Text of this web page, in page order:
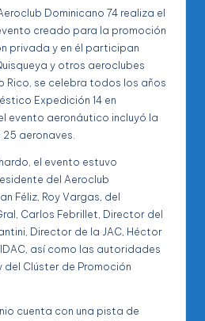
Dominicano 74 realiza el
creado para la promoción
privada y en él participan
y otros aeroclubes
Rico, se celebra todos los años
Expedición 14 en
evento aeronáutico incluyó la
aeronaves.
el evento estuvo
del Aeroclub
Féliz, Roy Vargas, del
Carlos Febrillet, Director del
Director de la JAC, Héctor
así como las autoridades
del Clúster de Promoción
cuenta con una pista de